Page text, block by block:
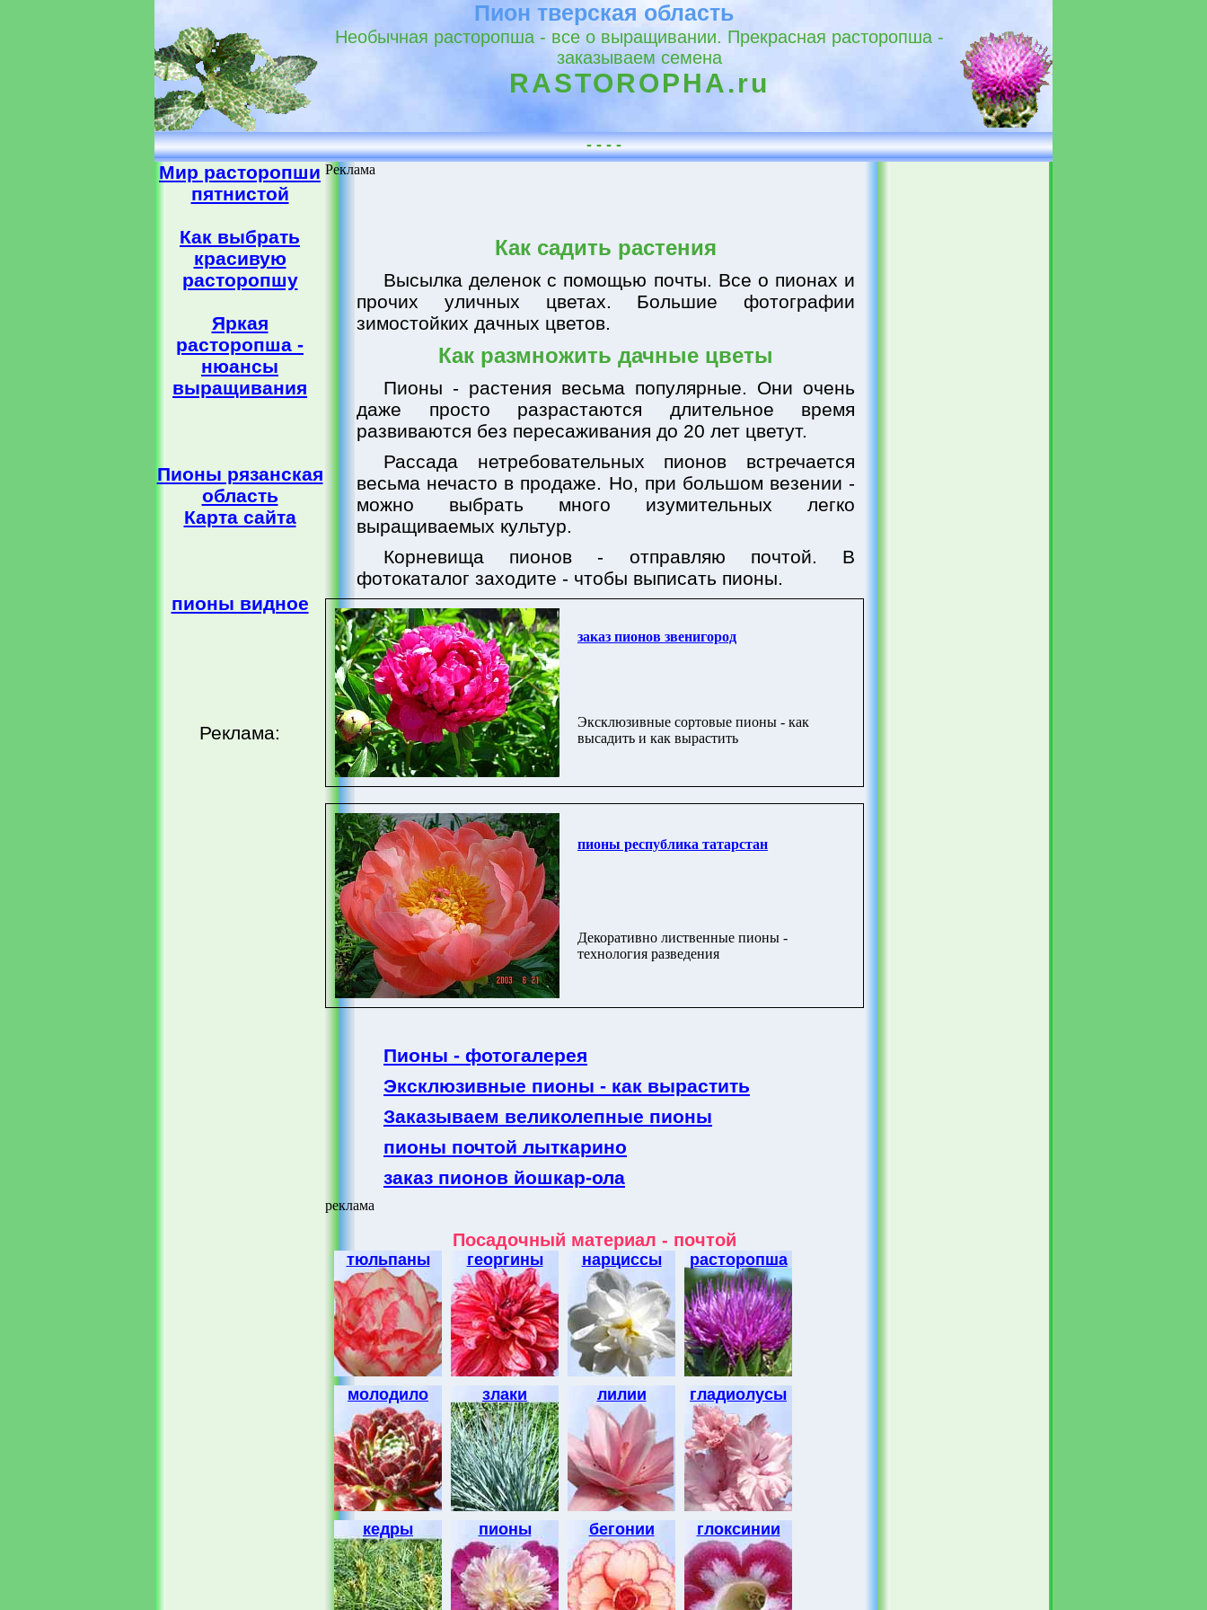
Пион тверская область
Необычная расторопша - все о выращивании. Прекрасная расторопша -
заказываем семена
RASTOROPHA.ru
- - - -
Мир расторопши
пятнистой
Как выбрать
красивую
расторопшу
Яркая
расторопша -
нюансы
выращивания
Пионы рязанская
область
Карта сайта
пионы видное
Реклама:
Реклама
Как садить растения
Высылка деленок с помощью почты. Все о пионах и
прочих уличных цветах. Большие фотографии
зимостойких дачных цветов.
Как размножить дачные цветы
Пионы - растения весьма популярные. Они очень
даже просто разрастаются длительное время
развиваются без пересаживания до 20 лет цветут.
Рассада нетребовательных пионов встречается
весьма нечасто в продаже. Но, при большом везении -
можно выбрать много изумительных легко
выращиваемых культур.
Корневища пионов - отправляю почтой. В
фотокаталог заходите - чтобы выписать пионы.
заказ пионов звенигород
Эксклюзивные сортовые пионы - как
высадить и как вырастить
пионы республика татарстан
Декоративно лиственные пионы -
технология разведения
Пионы - фотогалерея
Эксклюзивные пионы - как вырастить
Заказываем великолепные пионы
пионы почтой лыткарино
заказ пионов йошкар-ола
реклама
Посадочный материал - почтой
тюльпаны георгины нарциссы расторопша
молодило злаки лилии гладиолусы
кедры пионы бегонии глоксинии